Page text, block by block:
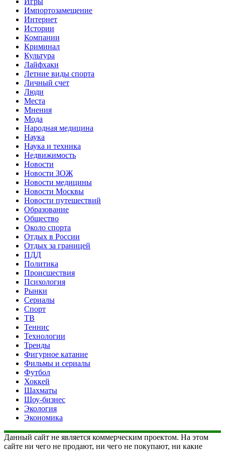
Импортозамещение
Интернет
Истории
Компании
Криминал
Культура
Лайфхаки
Летние виды спорта
Личный счет
Люди
Места
Мнения
Мода
Народная медицина
Наука
Наука и техника
Недвижимость
Новости
Новости ЗОЖ
Новости медицины
Новости Москвы
Новости путешествий
Образование
Общество
Около спорта
Отдых в России
Отдых за границей
ПДД
Политика
Происшествия
Психология
Рынки
Сериалы
Спорт
ТВ
Теннис
Технологии
Тренды
Фигурное катание
Фильмы и сериалы
Футбол
Хоккей
Шахматы
Шоу-бизнес
Экология
Экономика
Данный сайт не является коммерческим проектом. На этом
сайте ни чего не продают, ни чего не покупают, ни какие